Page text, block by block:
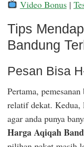
Video Bonus|
Tips
Bandung
Pesan Bisa
Pertama,
relatif dekat. Kedua,
agar anda punya
Harga Aqiqah